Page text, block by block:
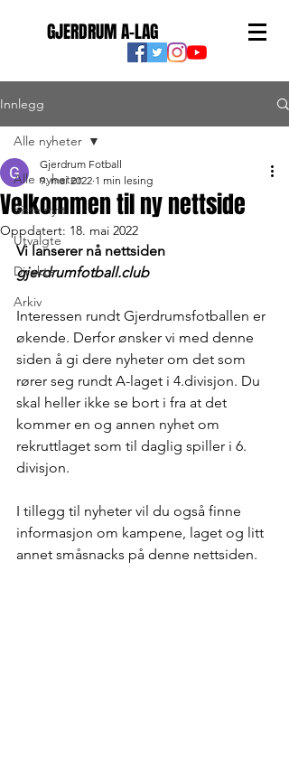
GJERDRUM A-LAG
Innlegg
Alle nyheter
Siste nytt
Utvalgte
Direkte
Arkiv
Alle nyheter
Velkommen til ny nettside
Gjerdrum Fotball
9. mai 2022 1 min lesing
Oppdatert: 18. mai 2022
Vi lanserer nå nettsiden
gjerdrumfotball.club
Interessen rundt Gjerdrumsfotballen er
økende. Derfor ønsker vi med denne
siden å gi dere nyheter om det som
rører seg rundt A-laget i 4.divisjon. Du
skal heller ikke se bort i fra at det
kommer en og annen nyhet om
rekruttlaget som til daglig spiller i 6.
divisjon.
I tillegg til nyheter vil du også finne
informasjon om kampene, laget og litt
annet småsnacks på denne nettsiden.